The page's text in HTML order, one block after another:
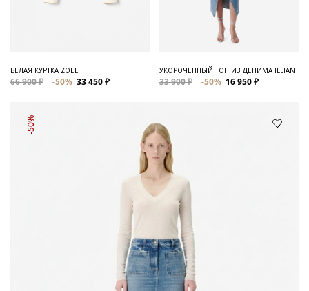
БЕЛАЯ КУРТКА ZOEE
66 900 ₽ -50% 33 450 ₽
УКОРОЧЕННЫЙ ТОП ИЗ ДЕНИМА ILLIAN
33 900 ₽ -50% 16 950 ₽
-50%